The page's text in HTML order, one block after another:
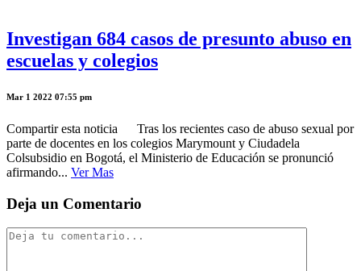
Investigan 684 casos de presunto abuso en
escuelas y colegios
Mar 1 2022 07:55 pm
Compartir esta noticia Tras los recientes caso de abuso sexual por
parte de docentes en los colegios Marymount y Ciudadela
Colsubsidio en Bogotá, el Ministerio de Educación se pronunció
afirmando... Ver Mas
Deja un Comentario